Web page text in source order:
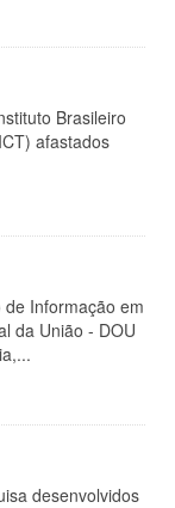
Brasileiro
afastados
Informação em
da União - DOU
desenvolvidos